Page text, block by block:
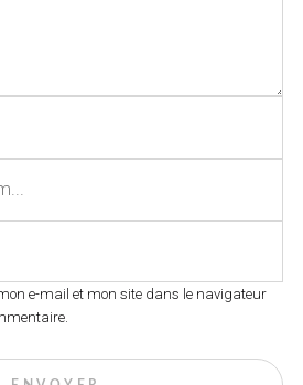
e-mail et mon site dans le navigateur